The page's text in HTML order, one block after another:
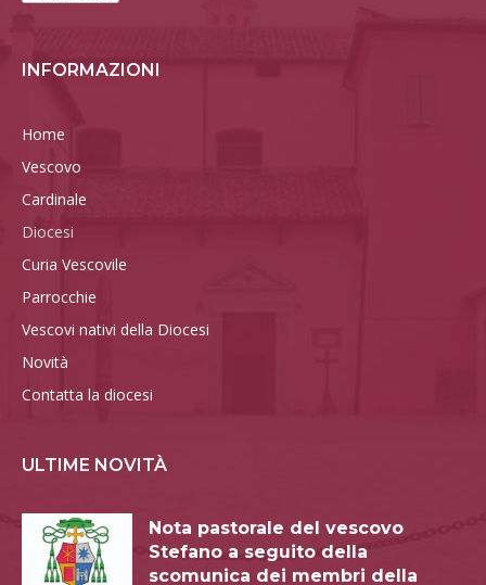
INFORMAZIONI
Home
Vescovo
Cardinale
Diocesi
Curia Vescovile
Parrocchie
Vescovi nativi della Diocesi
Novità
Contatta la diocesi
ULTIME NOVITÀ
Nota pastorale del vescovo
Stefano a seguito della
scomunica dei membri della